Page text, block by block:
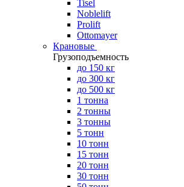
Tisel
Noblelift
Prolift
Ottomayer
Крановые
Грузоподъемность
до 150 кг
до 300 кг
до 500 кг
1 тонна
2 тонны
3 тонны
5 тонн
10 тонн
15 тонн
20 тонн
30 тонн